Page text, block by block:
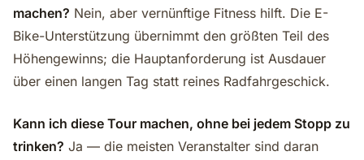
machen? Nein, aber vernünftige Fitness hilft. Die E-
Bike-Unterstützung übernimmt den größten Teil des
Höhengewinns; die Hauptanforderung ist Ausdauer
über einen langen Tag statt reines Radfahrgeschick.
Kann ich diese Tour machen, ohne bei jedem Stopp zu
trinken? Ja — die meisten Veranstalter sind daran